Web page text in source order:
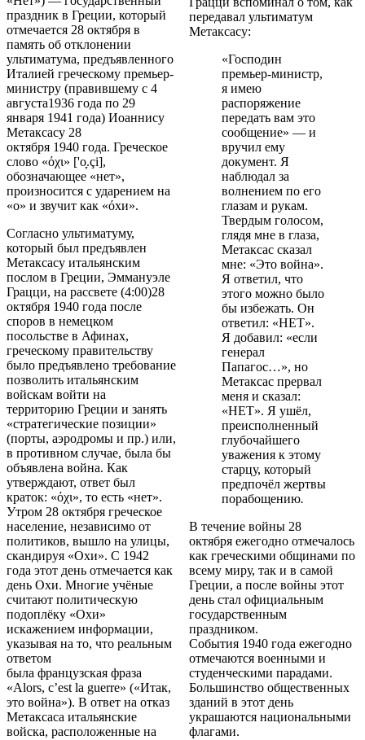
праздник в Греции, который
отмечается 28 октября в
память об отклонении
ультиматума, предъявленного
Италией греческому премьер-
министру (правившему с 4
августа1936 года по 29
января 1941 года) Иоаннису
Метаксасу 28
октября 1940 года. Греческое
слово «όχι» ['o̞.çi],
обозначающее «нет»,
произносится с ударением на
«о» и звучит как «όхи».
Согласно ультиматуму,
который был предъявлен
Метаксасу итальянским
послом в Греции, Эммануэле
Грацци, на рассвете (4:00)28
октября 1940 года после
споров в немецком
посольстве в Афинах,
греческому правительству
было предъявлено требование
позволить итальянским
войскам войти на
территорию Греции и занять
«стратегические позиции»
(порты, аэродромы и пр.) или,
в противном случае, была бы
объявлена война. Как
утверждают, ответ был
краток: «όχι», то есть «нет».
Утром 28 октября греческое
население, независимо от
политиков, вышло на улицы,
скандируя «Охи». С 1942
года этот день отмечается как
день Охи. Многие учёные
считают политическую
подоплёку «Охи»
искажением информации,
указывая на то, что реальным
ответом
была французская фраза
«Alors, c’est la guerre» («Итак,
это война»). В ответ на отказ
Метаксаса итальянские
войска, расположенные на
передавал ультиматум
Метаксасу:
«Господин
премьер-министр,
я имею
распоряжение
передать вам это
сообщение» — и
вручил ему
документ. Я
наблюдал за
волнением по его
глазам и рукам.
Твердым голосом,
глядя мне в глаза,
Метаксас сказал
мне: «Это война».
Я ответил, что
этого можно было
бы избежать. Он
ответил: «НЕТ».
Я добавил: «если
генерал
Папагос…», но
Метаксас прервал
меня и сказал:
«НЕТ». Я ушёл,
преисполненный
глубочайшего
уважения к этому
старцу, который
предпочёл жертвы
порабощению.
В течение войны 28
октября ежегодно отмечалось
как греческими общинами по
всему миру, так и в самой
Греции, а после войны этот
день стал официальным
государственным
праздником.
События 1940 года ежегодно
отмечаются военными и
студенческими парадами.
Большинство общественных
зданий в этот день
украшаются национальными
флагами.